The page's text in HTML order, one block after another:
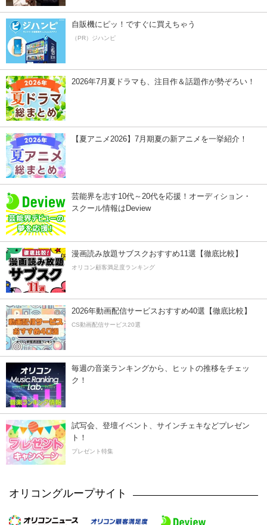
自販機にピッ！ですぐに買えちゃう
（PR）ジハンピ
2026年7月夏ドラマも、注目作＆話題作が勢ぞろい！
【夏アニメ2026】7月期夏の新アニメを一挙紹介！
芸能界を志す10代～20代を応援！オーディション・
スクール情報はDeview
漫画読み放題サブスクおすすめ11選【徹底比較】
オリコン顧客満足度ランキング
2026年動画配信サービスおすすめ40選【徹底比較】
CS動画配信サービス20選
毎週の音楽ランキングから、ヒットの推移をチェッ
ク！
試写会、登壇イベント、サインチェキなどプレゼン
ト！
プレゼント特集
オリコングループサイト